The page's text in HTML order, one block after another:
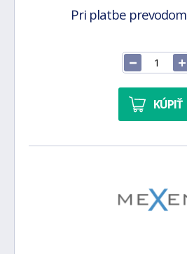
Pri platbe prevodom
KÚPIŤ